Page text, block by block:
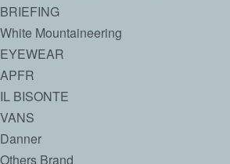
BRIEFING
White Mountaineering
EYEWEAR
APFR
IL BISONTE
VANS
Danner
Others Brand